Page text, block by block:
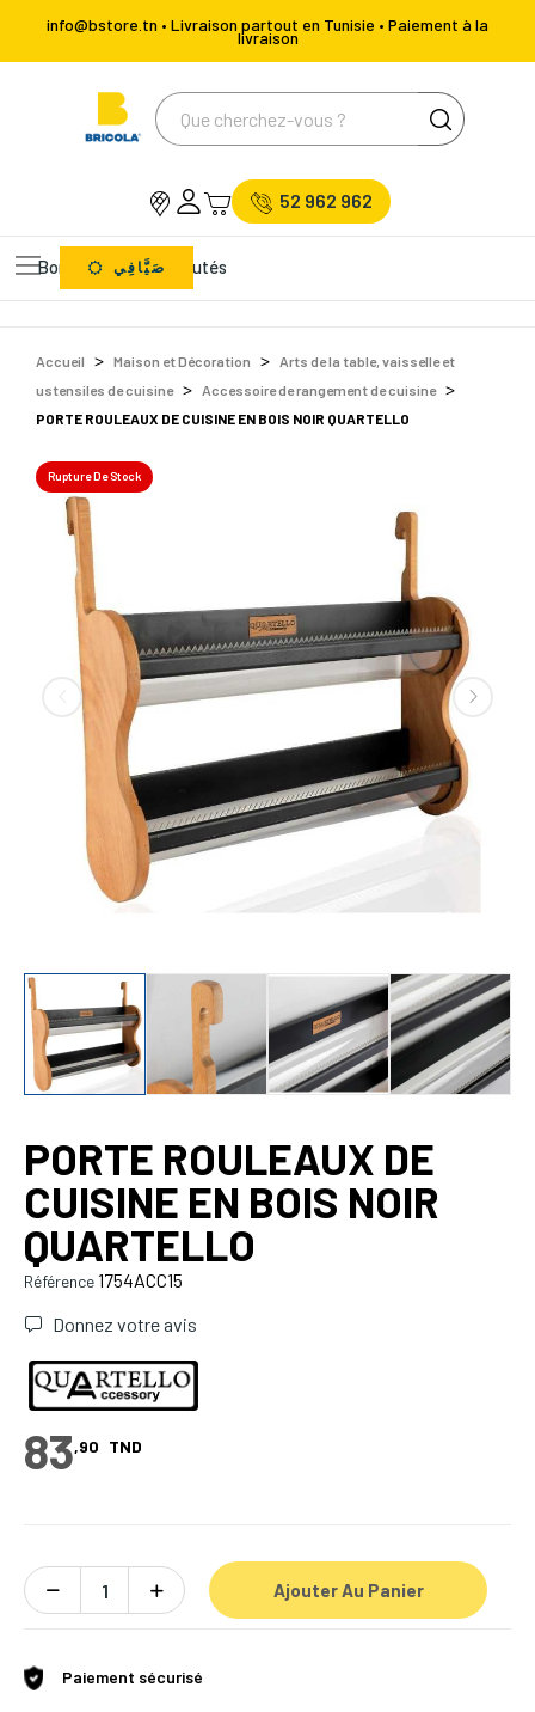
info@bstore.tn • Livraison partout en Tunisie • Paiement à la
livraison
52 962 962
Bons Plans Nouveautés
صَيَّافِي
Accueil Maison et Décoration
Arts de la table, vaisselle et
ustensiles de cuisine
Accessoire de rangement de cuisine
PORTE ROULEAUX DE CUISINE EN BOIS NOIR QUARTELLO
Rupture De Stock
PORTE ROULEAUX DE
CUISINE EN BOIS NOIR
QUARTELLO
Référence1754ACC15
Donnez votre avis
83,90 TND
Ajouter Au Panier
Paiement sécurisé